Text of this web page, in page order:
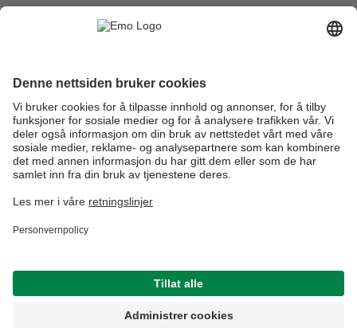
Instillinger
Eksporter bilder
Vare-/Prisfil
ORDREBEHANDLING
Ordreoversikt
Restordre
Innkjøpslister